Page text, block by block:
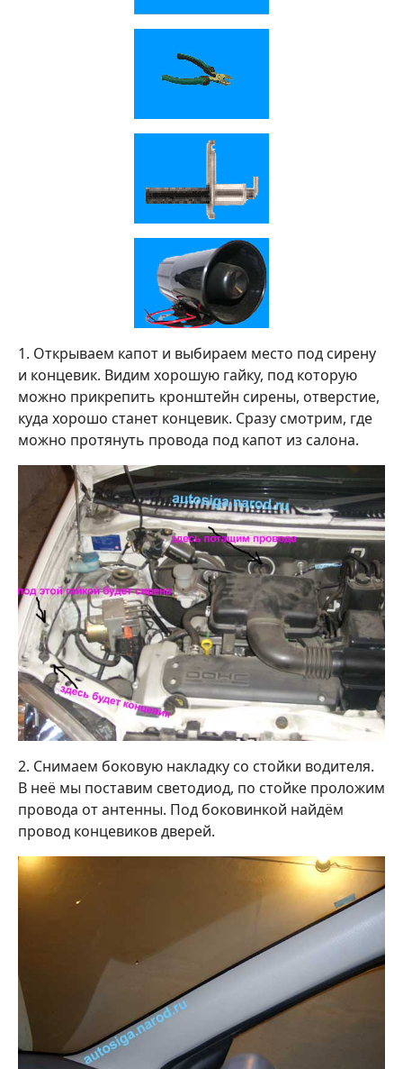
1. Открываем капот и выбираем место под сирену
и концевик. Видим хорошую гайку, под которую
можно прикрепить кронштейн сирены, отверстие,
куда хорошо станет концевик. Сразу смотрим, где
можно протянуть провода под капот из салона.
2. Снимаем боковую накладку со стойки водителя.
В неё мы поставим светодиод, по стойке проложим
провода от антенны. Под боковинкой найдём
провод концевиков дверей.